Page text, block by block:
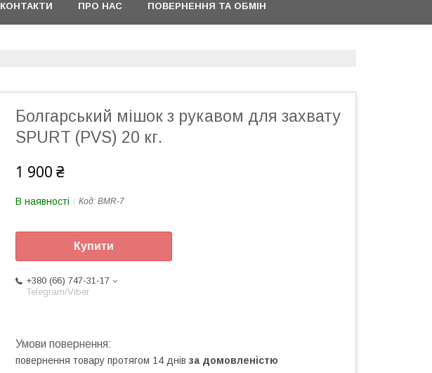
КОНТАКТИ ПРО НАС ПОВЕРНЕННЯ ТА ОБМІН
Болгарський мішок з рукавом для захвату
SPURT (PVS) 20 кг.
1 900 ₴
В наявності Код: BMR-7
Купити
+380 (66) 747-31-17
Telegram/Viber
повернення товару протягом 14 днів за домовленістю